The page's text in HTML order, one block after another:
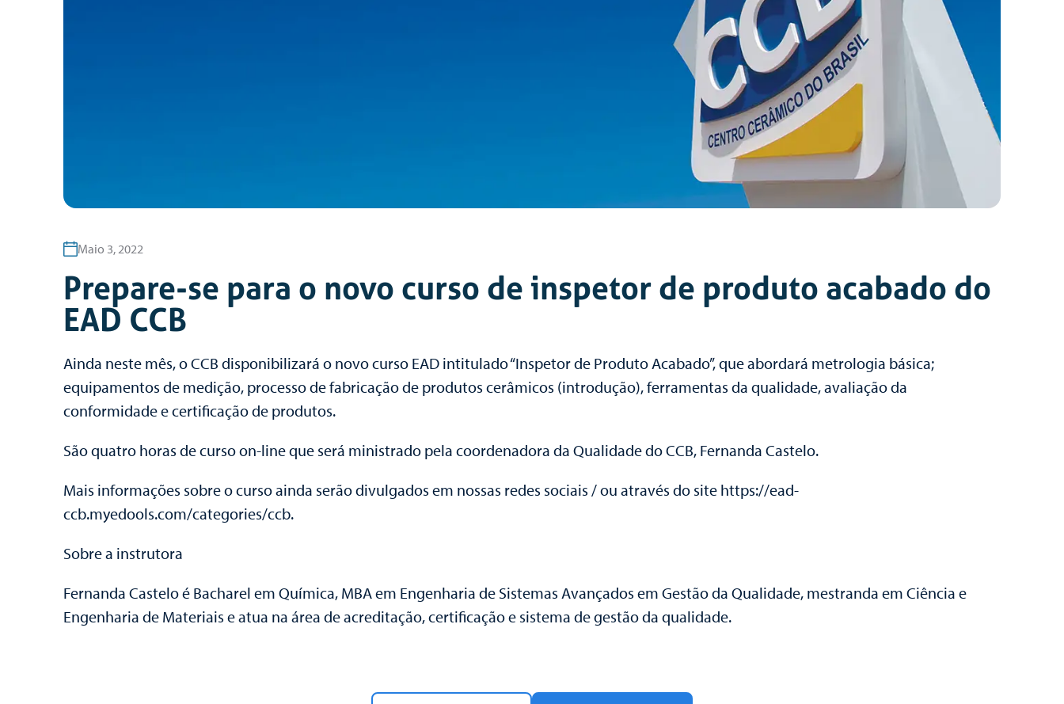
Maio 3, 2022
Prepare-se para o novo curso de inspetor de produto acabado do
EAD CCB
Ainda neste mês, o CCB disponibilizará o novo curso EAD intitulado “Inspetor de Produto Acabado”, que abordará metrologia básica;
equipamentos de medição, processo de fabricação de produtos cerâmicos (introdução), ferramentas da qualidade, avaliação da
conformidade e certificação de produtos.
São quatro horas de curso on-line que será ministrado pela coordenadora da Qualidade do CCB, Fernanda Castelo.
Mais informações sobre o curso ainda serão divulgados em nossas redes sociais / ou através do site https://ead-
ccb.myedools.com/categories/ccb.
Sobre a instrutora
Fernanda Castelo é Bacharel em Química, MBA em Engenharia de Sistemas Avançados em Gestão da Qualidade, mestranda em Ciência e
Engenharia de Materiais e atua na área de acreditação, certificação e sistema de gestão da qualidade.